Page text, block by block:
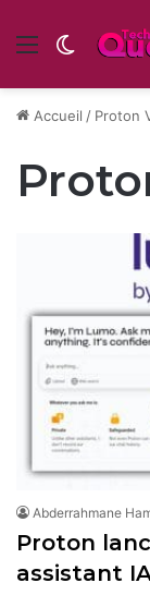
Menu Switch
Accueil / Proton
Abderrahmane
Proton
assistant